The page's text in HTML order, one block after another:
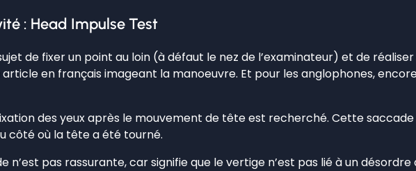
: Head Impulse Test
de fixer un point au loin (à défaut le nez de l’examinateur) et de
article en français imageant la manoeuvre. Et pour les anglophones,
des yeux après le mouvement de tête est recherché. Cette
côté où la tête a été tourné.
n’est pas rassurante, car signifie que le vertige n’est pas lié à un désordre